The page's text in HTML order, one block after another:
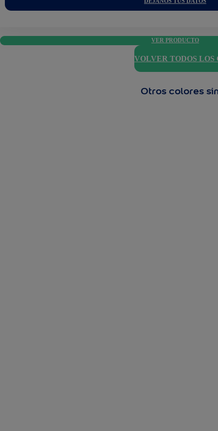
VER PRODUCTO
VOLVER TODOS LOS
Otros colores